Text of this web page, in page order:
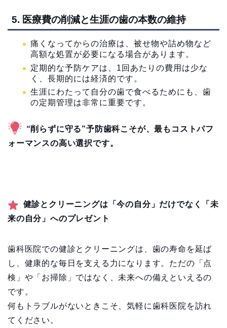
5. 医療費の削減と生涯の歯の本数の維持
痛くなってからの治療は、被せ物や詰め物など
高額な処置が必要になる場合があります。
定期的な予防ケアは、1回あたりの費用は少な
く、長期的には経済的です。
生涯にわたって自分の歯で食べるためにも、歯
の定期管理は非常に重要です。
“削らずに守る”予防歯科こそが、最もコストパフ
ォーマンスの高い選択です。
健診とクリーニングは「今の自分」だけでなく「未
来の自分」へのプレゼント
歯科医院での健診とクリーニングは、歯の寿命を延ば
し、健康的な毎日を支える力になります。ただの「点
検」や「お掃除」ではなく、未来への備えといえるの
です。
何もトラブルがないときこそ、気軽に歯科医院を訪れ
てください。